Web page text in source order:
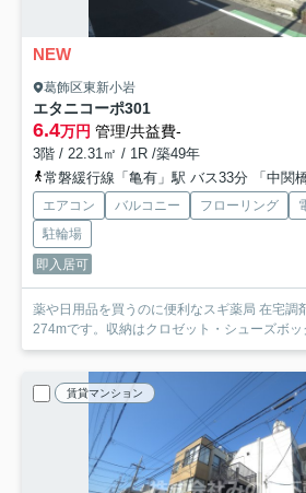
NEW
葛飾区東新小岩
エタニコーポ301
6.4万円 管理/共益費-
3階 / 22.31㎡ / 1R /築49年
常磐緩行線「亀有」駅 バス33分 「中関
エアコン バルコニー フローリング
駐輪場
即入居可
薬や日用品を買うのに便利なスギ薬局 在宅調
274mです。収納はクロゼット・シューズボッ
賃貸マンション